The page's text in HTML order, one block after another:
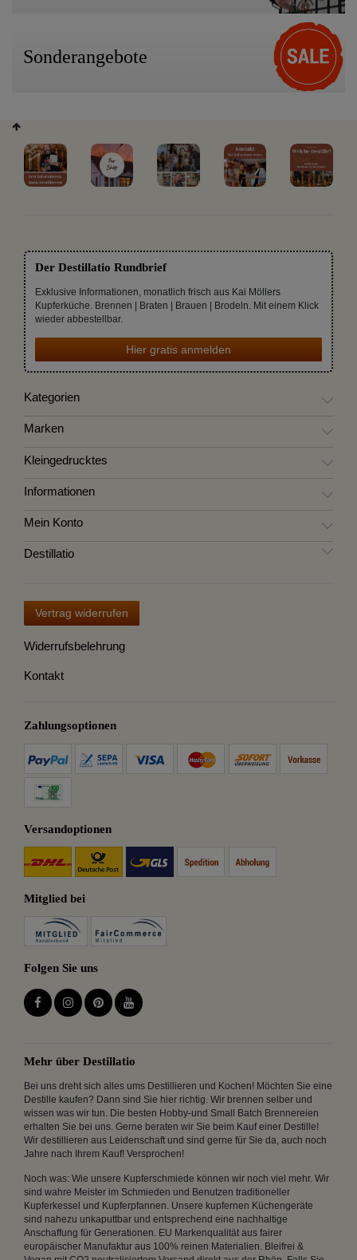
Sonderangebote
Der Destillatio Rundbrief
Exklusive Informationen, monatlich frisch aus Kai Möllers
Kupferküche. Brennen | Braten | Brauen | Brodeln. Mit einem Klick
wieder abbestellbar.
Hier gratis anmelden
Kategorien
Marken
Kleingedrucktes
Informationen
Mein Konto
Destillatio
Vertrag widerrufen
Widerrufsbelehrung
Kontakt
Zahlungsoptionen
Versandoptionen
Mitglied bei
Folgen Sie uns
Mehr über Destillatio
Bei uns dreht sich alles ums Destillieren und Kochen! Möchten Sie eine
Destille kaufen? Dann sind Sie hier richtig. Wir brennen selber und
wissen was wir tun. Die besten Hobby-und Small Batch Brennereien
erhalten Sie bei uns. Gerne beraten wir Sie beim Kauf einer Destille!
Wir destillieren aus Leidenschaft und sind gerne für Sie da, auch noch
Jahre nach Ihrem Kauf! Versprochen!
Noch was: Wie unsere Kupferschmiede können wir noch viel mehr. Wir
sind wahre Meister im Schmieden und Benutzen traditioneller
Kupferkessel und Kupferpfannen. Unsere kupfernen Küchengeräte
sind nahezu unkaputtbar und entsprechend eine nachhaltige
Anschaffung für Generationen. EU Markenqualität aus fairer
europäischer Manufaktur aus 100% reinen Materialien. Bleifrei &